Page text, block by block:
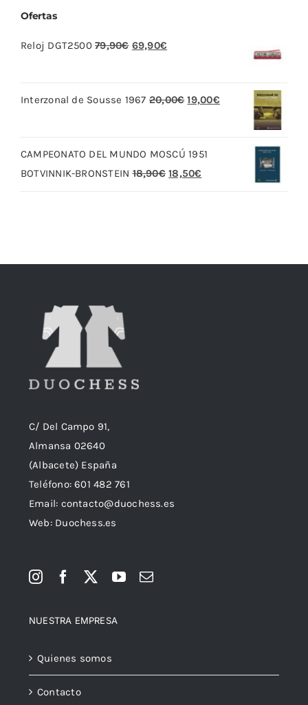
Ofertas
Reloj DGT2500 79,90€ El
era:
69,90€
es:
Interzonal de Sousse 1967 20,00€ El
era:
20,00€.
19,00€El
CAMPEONATO DEL MUNDO MOSCÚ 1951
BOTVINNIK-BRONSTEIN 18,90€ El
18,50€
C/ Del Campo 91,
Almansa 02640
(Albacete) España
Teléfono:601 482 761
Email: contacto@duochess.es
Web: Duochess.es
NUESTRA EMPRESA
Quienes somos
Contacto